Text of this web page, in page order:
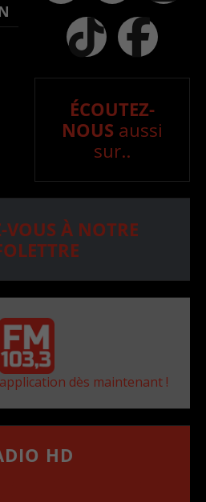
ÉCOUTEZ-
NOUS aussi
sur..
À NOTRE
dès maintenant !
HD